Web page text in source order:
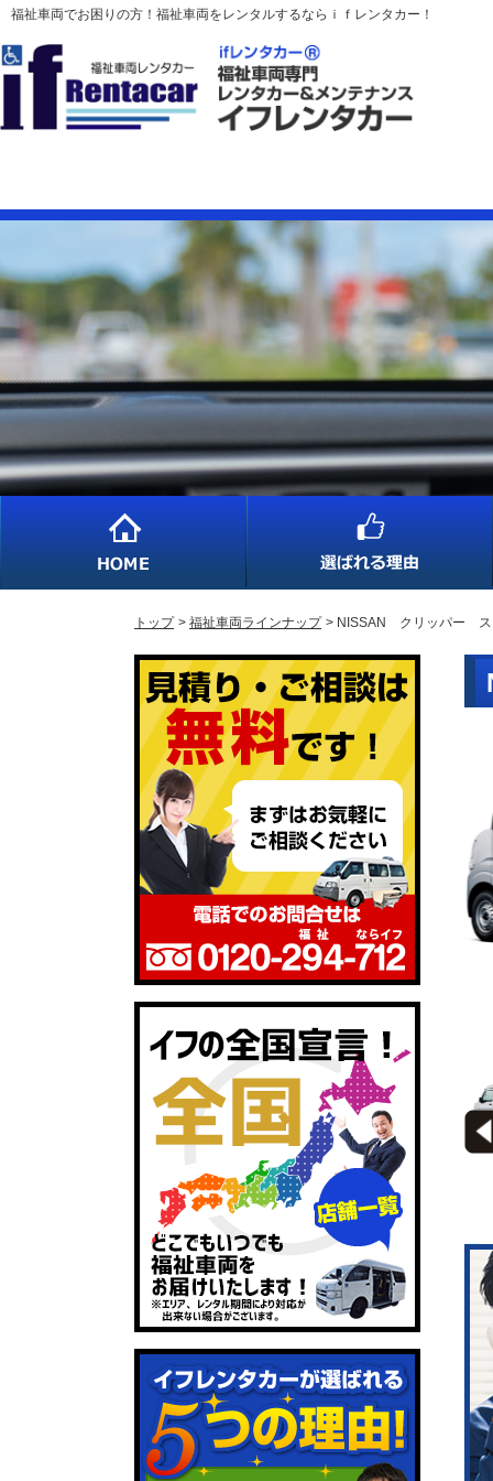
福祉車両でお困りの方！福祉車両をレンタルするならｉｆレンタカー！
トップ 福祉車両ラインナップ NISSAN クリッパー ス